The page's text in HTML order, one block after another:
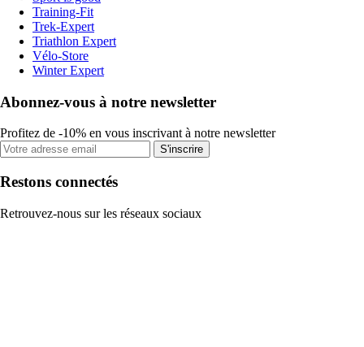
Training-Fit
Trek-Expert
Triathlon Expert
Vélo-Store
Winter Expert
Abonnez-vous à notre newsletter
Profitez de -10% en vous inscrivant à notre newsletter
S'inscrire
Restons connectés
Retrouvez-nous sur les réseaux sociaux